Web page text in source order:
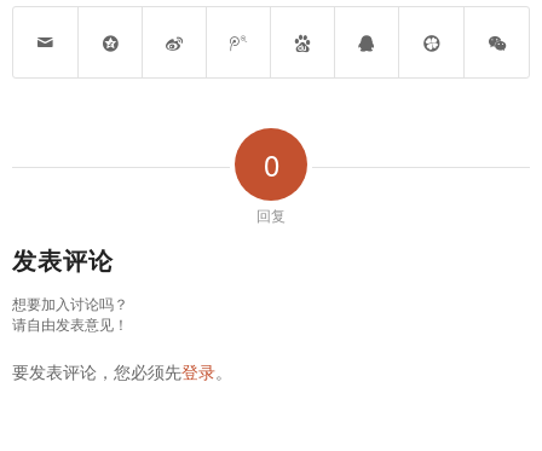
0
回复
发表评论
想要加入讨论吗？
请自由发表意见！
要发表评论，您必须先登录。